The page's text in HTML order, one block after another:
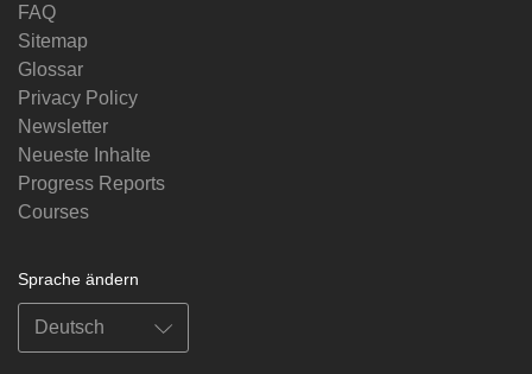
FAQ
Sitemap
Glossar
Privacy Policy
Newsletter
Neueste Inhalte
Progress Reports
Courses
Sprache ändern